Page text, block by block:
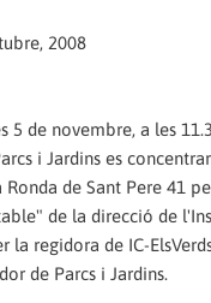
2008
5 de novembre, a les
i Jardins es
Ronda de Sant Pere 41
de la direcció de
la regidora de IC-
de Parcs i Jardins.